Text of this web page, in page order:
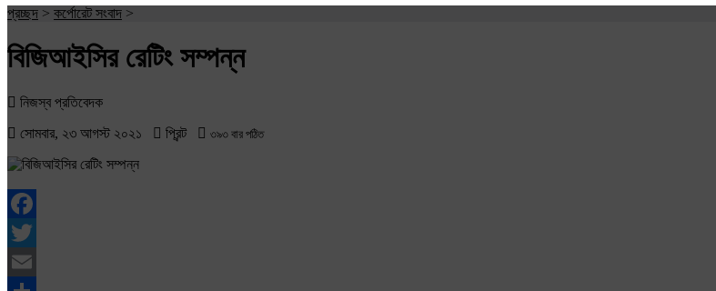
প্রচ্ছদ > কর্পোরেট সংবাদ >
বিজিআইসির রেটিং সম্পন্ন
নিজস্ব প্রতিবেদক
সোমবার, ২৩ আগস্ট ২০২১
প্রিন্ট ৩৯৩ বার পঠিত
Facebook
Twitter